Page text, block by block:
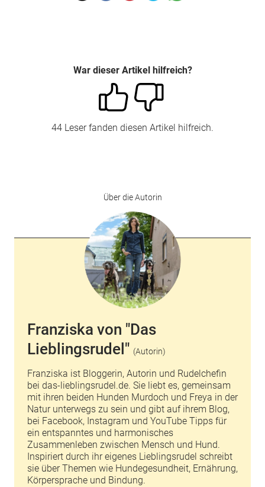
War dieser Artikel hilfreich?
44 Leser fanden diesen Artikel hilfreich.
Über die Autorin
Franziska von "Das
Lieblingsrudel" (Autorin)
Franziska ist Bloggerin, Autorin und Rudelchefin
bei das-lieblingsrudel.de. Sie liebt es, gemeinsam
mit ihren beiden Hunden Murdoch und Freya in der
Natur unterwegs zu sein und gibt auf ihrem Blog,
bei Facebook, Instagram und YouTube Tipps für
ein entspanntes und harmonisches
Zusammenleben zwischen Mensch und Hund.
Inspiriert durch ihr eigenes Lieblingsrudel schreibt
sie über Themen wie Hundegesundheit, Ernährung,
Körpersprache und Bindung.